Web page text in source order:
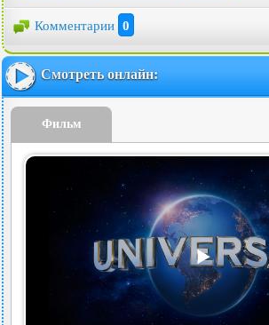
Комментарии 0
Смотреть онлайн:
Фильм